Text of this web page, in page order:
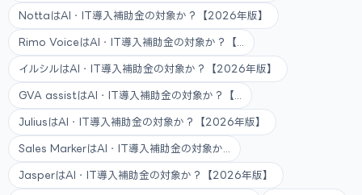
NottaはAI・IT導入補助金の対象か？【2026年版】
Rimo VoiceはAI・IT導入補助金の対象か？【...
イルシルはAI・IT導入補助金の対象か？【2026年版】
GVA assistはAI・IT導入補助金の対象か？【...
JuliusはAI・IT導入補助金の対象か？【2026年版】
Sales MarkerはAI・IT導入補助金の対象か...
JasperはAI・IT導入補助金の対象か？【2026年版】